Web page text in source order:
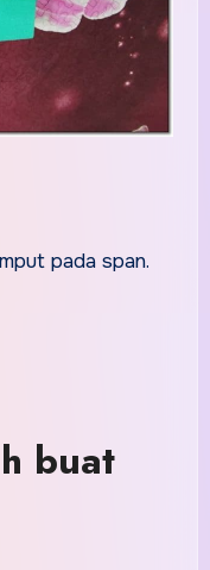
pada span.
buat